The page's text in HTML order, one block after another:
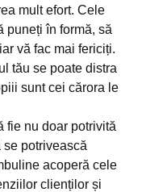
mult efort. Cele
puneți în formă, să
vă fac mai fericiți.
tău se poate distra
sunt cei cărora le
fie nu doar potrivită
potrivească
acoperă cele
clienților și